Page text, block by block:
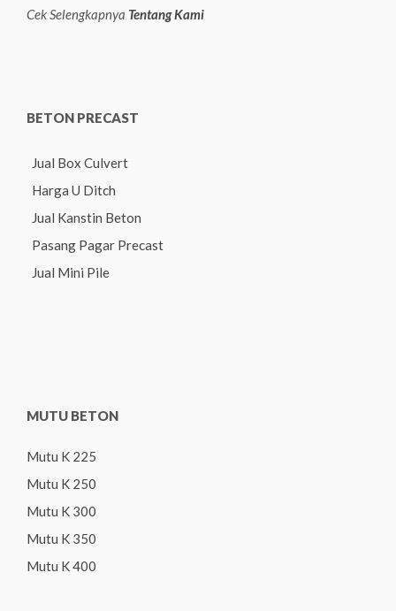
Cek Selengkapnya Tentang Kami
BETON PRECAST
Jual Box Culvert
Harga U Ditch
Jual Kanstin Beton
Pasang Pagar Precast
Jual Mini Pile
MUTU BETON
Mutu K 225
Mutu K 250
Mutu K 300
Mutu K 350
Mutu K 400